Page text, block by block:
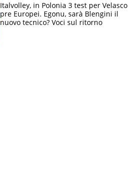
Italvolley, in Polonia 3 test per Velasco
pre Europei. Egonu, sarà Blengini il
nuovo tecnico? Voci sul ritorno